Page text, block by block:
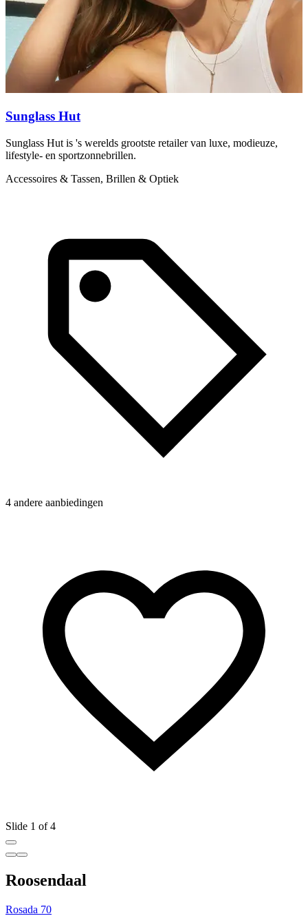
Sunglass Hut
Sunglass Hut is 's werelds grootste retailer van luxe, modieuze,
lifestyle- en sportzonnebrillen.
Accessoires & Tassen, Brillen & Optiek
4 andere aanbiedingen
Slide 1 of 4
Roosendaal
Rosada 70